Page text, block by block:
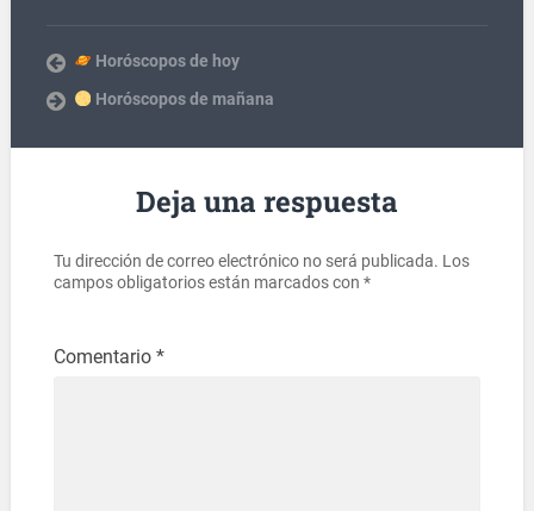
Horóscopos de hoy
Horóscopos de mañana
Deja una respuesta
Tu dirección de correo electrónico no será publicada. Los
campos obligatorios están marcados con *
Comentario *